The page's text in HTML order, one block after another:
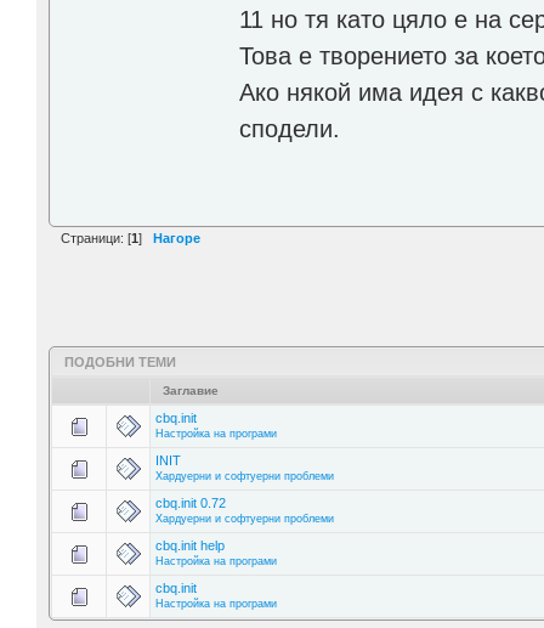
11 но тя като цяло е на
Това е творението за
Ако някой има идея с
сподели.
Страници: [1 ] Нагоре
ПОДОБНИ ТЕМИ
Заглавие
cbq.init
Настройка на програми
INIT
Хардуерни и софтуерни проблеми
cbq.init 0.72
Хардуерни и софтуерни проблеми
cbq.init help
Настройка на програми
cbq.init
Настройка на програми